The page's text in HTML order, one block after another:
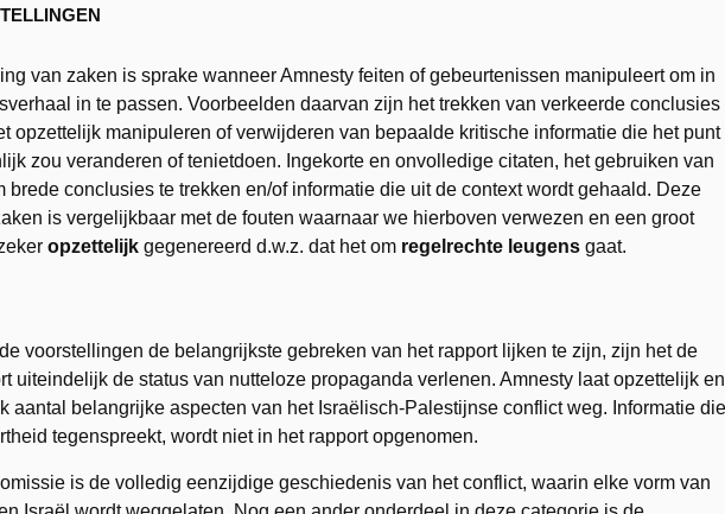
van zaken is sprake wanneer Amnesty feiten of gebeurtenissen manipuleert om in
in te passen. Voorbeelden daarvan zijn het trekken van verkeerde conclusies
opzettelijk manipuleren of verwijderen van bepaalde kritische informatie die het punt
zou veranderen of tenietdoen. Ingekorte en onvolledige citaten, het gebruiken van
brede conclusies te trekken en/of informatie die uit de context wordt gehaald. Deze
is vergelijkbaar met de fouten waarnaar we hierboven verwezen en een groot
opzettelijk gegenereerd d.w.z. dat het om regelrechte leugens gaat.
voorstellingen de belangrijkste gebreken van het rapport lijken te zijn, zijn het de
uiteindelijk de status van nutteloze propaganda verlenen. Amnesty laat opzettelijk en
aantal belangrijke aspecten van het Israëlisch-Palestijnse conflict weg. Informatie die
tegenspreekt, wordt niet in het rapport opgenomen.
is de volledig eenzijdige geschiedenis van het conflict, waarin elke vorm van